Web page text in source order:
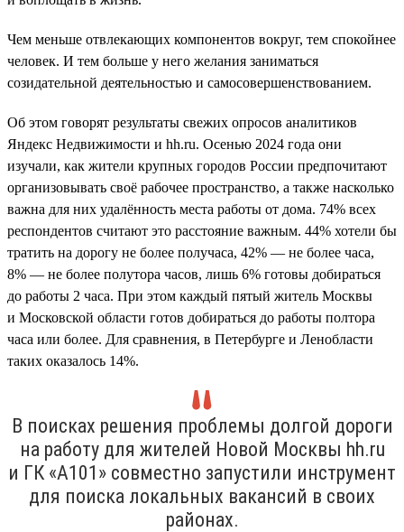
Чем меньше отвлекающих компонентов вокруг, тем спокойнее
человек. И тем больше у него желания заниматься
созидательной деятельностью и самосовершенствованием.
Об этом говорят результаты свежих опросов аналитиков
Яндекс Недвижимости и hh.ru. Осенью 2024 года они
изучали, как жители крупных городов России предпочитают
организовывать своё рабочее пространство, а также насколько
важна для них удалённость места работы от дома. 74% всех
респондентов считают это расстояние важным. 44% хотели бы
тратить на дорогу не более получаса, 42% — не более часа,
8% — не более полутора часов, лишь 6% готовы добираться
до работы 2 часа. При этом каждый пятый житель Москвы
и Московской области готов добираться до работы полтора
часа или более. Для сравнения, в Петербурге и Ленобласти
таких оказалось 14%.
В поисках решения проблемы долгой дороги
на работу для жителей Новой Москвы hh.ru
и ГК «А101» совместно запустили инструмент
для поиска локальных вакансий в своих
районах.